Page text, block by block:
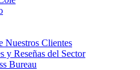
Nuestros Clientes
y Reseñas del Sector
Bureau